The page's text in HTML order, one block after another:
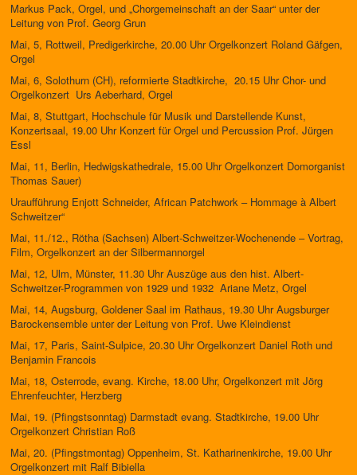
Markus Pack, Orgel, und „Chorgemeinschaft an der Saar“ unter der
Leitung von Prof. Georg Grun
Mai, 5, Rottweil, Predigerkirche, 20.00 Uhr Orgelkonzert Roland Gäfgen,
Orgel
Mai, 6, Solothurn (CH), reformierte Stadtkirche, 20.15 Uhr Chor- und
Orgelkonzert Urs Aeberhard, Orgel
Mai, 8, Stuttgart, Hochschule für Musik und Darstellende Kunst,
Konzertsaal, 19.00 Uhr Konzert für Orgel und Percussion Prof. Jürgen
Essl
Mai, 11, Berlin, Hedwigskathedrale, 15.00 Uhr Orgelkonzert Domorganist
Thomas Sauer)
Uraufführung Enjott Schneider, African Patchwork – Hommage à Albert
Schweitzer“
Mai, 11./12., Rötha (Sachsen) Albert-Schweitzer-Wochenende – Vortrag,
Film, Orgelkonzert an der Silbermannorgel
Mai, 12, Ulm, Münster, 11.30 Uhr Auszüge aus den hist. Albert-
Schweitzer-Programmen von 1929 und 1932 Ariane Metz, Orgel
Mai, 14, Augsburg, Goldener Saal im Rathaus, 19.30 Uhr Augsburger
Barockensemble unter der Leitung von Prof. Uwe Kleindienst
Mai, 17, Paris, Saint-Sulpice, 20.30 Uhr Orgelkonzert Daniel Roth und
Benjamin Francois
Mai, 18, Osterrode, evang. Kirche, 18.00 Uhr, Orgelkonzert mit Jörg
Ehrenfeuchter, Herzberg
Mai, 19. (Pfingstsonntag) Darmstadt evang. Stadtkirche, 19.00 Uhr
Orgelkonzert Christian Roß
Mai, 20. (Pfingstmontag) Oppenheim, St. Katharinenkirche, 19.00 Uhr
Orgelkonzert mit Ralf Bibiella